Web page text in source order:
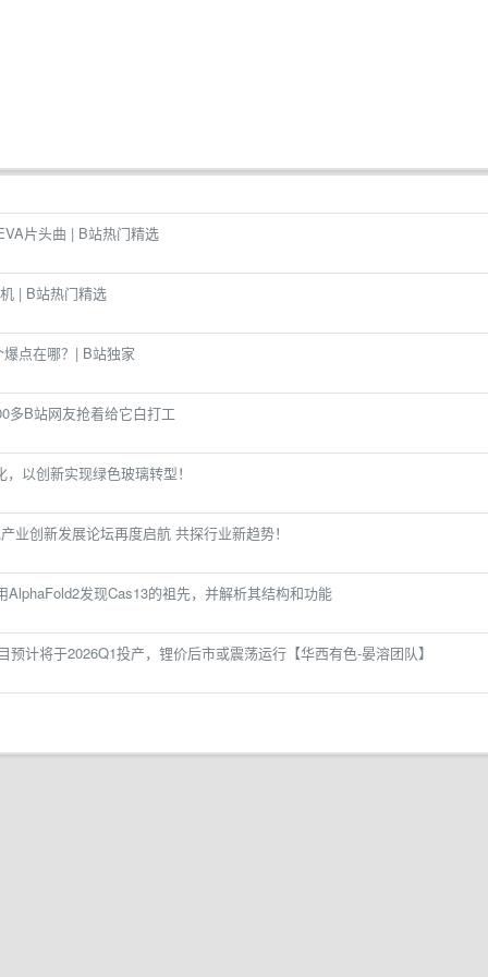
片头曲 | B站热门精选
| B站热门精选
点在哪？| B站独家
多B站网友抢着给它白打工
以创新实现绿色玻璃转型！
业创新发展论坛再度启航 共探行业新趋势！
发现Cas13的祖先，并解析其结构和功能
预计将于2026Q1投产，锂价后市或震荡运行【华西有色-晏溶团队】